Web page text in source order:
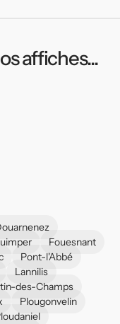
affiches...
Fouesnant
Pont-l'Abbé
Lannilis
des-Champs
Plougonvelin